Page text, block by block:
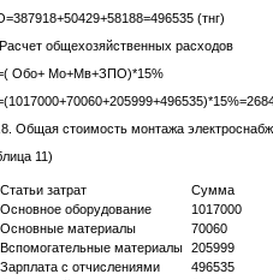
(тнг)
общехозяйственных расходов
Обо+ Мо+Мв+ЗПО)*15%
Общая стоимость монтажа
11)
Статьи затрат
Сумма
Основное оборудование
1017000
Основные материалы
70060
Вспомогательные материалы 205999
Зарплата с отчислениями
496535